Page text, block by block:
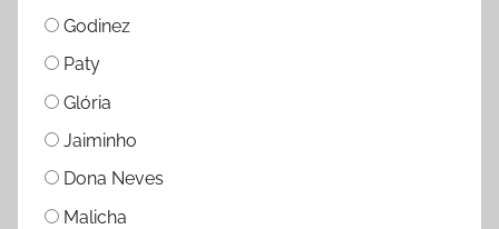
Godinez
Paty
Glória
Jaiminho
Dona Neves
Malicha